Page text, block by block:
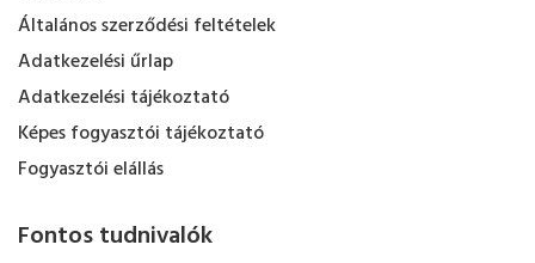
Általános szerződési feltételek
Adatkezelési űrlap
Adatkezelési tájékoztató
Képes fogyasztói tájékoztató
Fogyasztói elállás
Fontos tudnivalók